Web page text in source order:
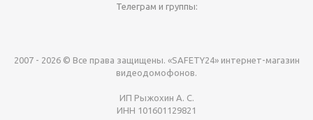
Телеграм и группы:
2007 - 2026 © Все права защищены. «SAFETY24» интернет-магазин
видеодомофонов.
ИП Рыжохин А. С.
ИНН 101601129821